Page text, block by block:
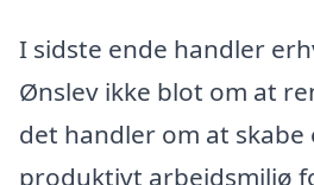
I sidste ende handler
Ønslev ikke blot om at
det handler om at skabe
produktivt arbejdsmiljø